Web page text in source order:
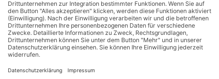
Über uns
Ausbildung
Termine
Links